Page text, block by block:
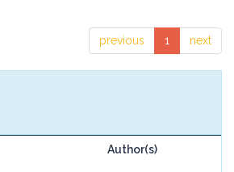
previous 1 next
Author(s)